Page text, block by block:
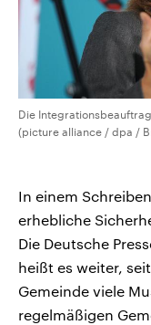
Die
(picture alliance / dpa /
In einem
erhebliche
Die Deutsche
heißt es weiter,
Gemeinde viele
regelmäßigen